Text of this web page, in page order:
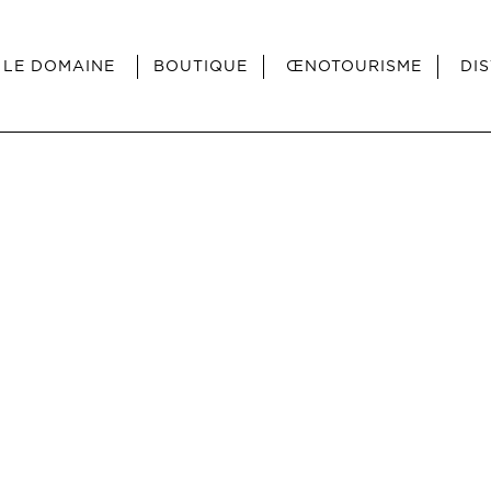
LE DOMAINE BOUTIQUE ŒNOTOURISME